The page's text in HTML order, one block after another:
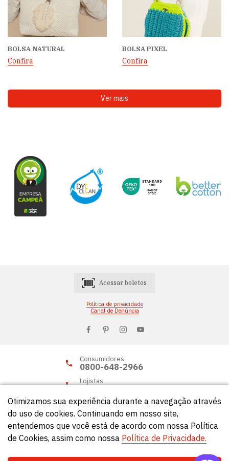
BOLSA NATURAL
Confira
BOLSA PIXEL
Confira
Ver mais
Acessar boletos
Política de privacidade
Canal de Denúncia
Consumidores
0800-648-2966
Lojistas
© Círculo 2026 - Todos os direitos reservados.
Otimizamos sua experiência durante a navegação através
do uso de cookies. Continuando em nosso site,
entendemos que você está de acordo com nossa Política
de Cookies, assim como nossa Política de Privacidade.